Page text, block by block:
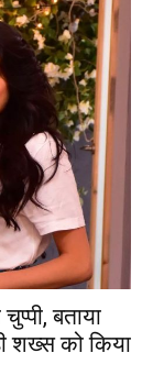
बताया
शख्स को किया